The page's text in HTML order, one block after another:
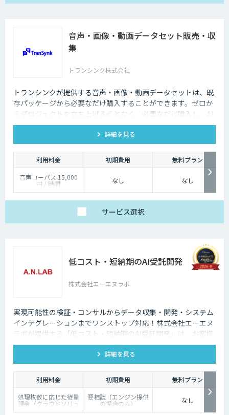
音声・画像・動画データセット販売・収
集
トランシンク株式会社
トランシンクが提供する音声・画像・動画データセットは、既
存パッケージから必要なだけ購入することができます。ゼロか
らプロジェクトを立ち上げることなく、必要なだけ購入し、AI
モデルの開発ができます。
詳細を見る
利用料金 初期費用
無料プラン
音声コーパス:15,000
円 / 時間
人物写真画像収集:300
なし なし
サービス選択
低コスト・短納期のAI受託開発
株式会社エーエヌラボ
実現可能性の検証・コンサルからデータ収集・開発・システム
インテグレーションまでワンストップ対応！株式会社エーエヌ
ラボが提供する「低コスト・短納期のAI受託開発」は、お客様
のニーズにピッタリ合った画像AIソリューション開発します。
200件以上の実績。無料トライアルもあり、初めての方でも安
心してお任せください！
詳細を見る
利用料金 初期費用
無料プラン
処理枚数に応じた従量
課金（クラウドソリュ
ーション）、オンプレ
要相談（エンジン提供
の場合のみ） なし